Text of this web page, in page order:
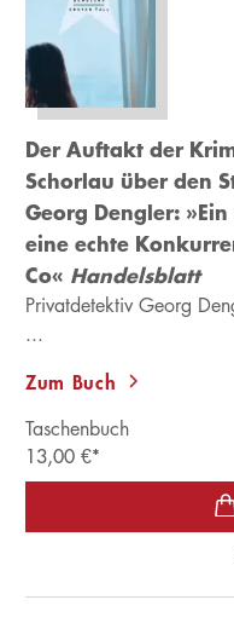
Der Auftakt der
Schorlau über den
Georg Dengler:
eine echte
Co« Handelsblatt
Privatdetektiv Georg
...
Zum Buch
Taschenbuch
13,00 €*